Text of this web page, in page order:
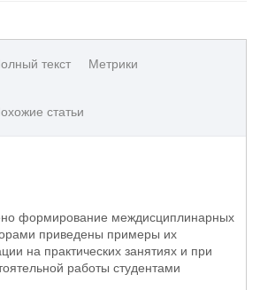
текст Метрики
статьи
формирование междисциплинарных
приведены примеры их
на практических занятиях и при
работы студентами